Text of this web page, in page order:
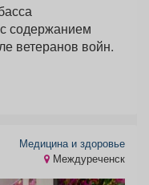
содержанием
ветеранов войн.
Медицина и здоровье
Междуреченск